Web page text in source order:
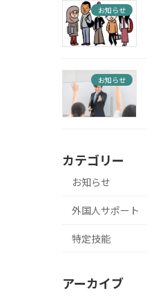
お知らせ
お知らせ
カテゴリー
お知らせ
外国人サポート
特定技能
アーカイブ